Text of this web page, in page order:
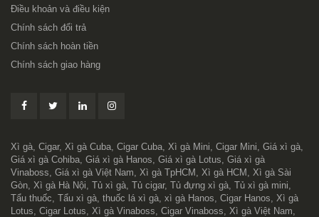
Điều khoản và điều kiện
Chính sách đổi trả
Chính sách hoàn tiền
Chính sách giao hàng
Xì gà, Cigar, Xì gà Cuba, Cigar Cuba, Xì gà Mini, Cigar Mini, Giá xì gà,
Giá xì gà Cohiba, Giá xì gà Hanos, Giá xì gà Lotus, Giá xì gà
Vinaboss, Giá xì gà Việt Nam, Xì gà TpHCM, Xì gà HCM, Xì gà Sài
Gòn, Xì gà Hà Nội, Tủ xì gà, Tủ cigar, Tủ đựng xì gà, Tủ xì gà mini,
Tẩu thuốc, Tẩu xì gà, thuốc lá xì gà, xì gà Hanos, Cigar Hanos, Xì gà
Lotus, Cigar Lotus, Xì gà Vinaboss, Cigar Vinaboss, Xì gà Việt Nam,